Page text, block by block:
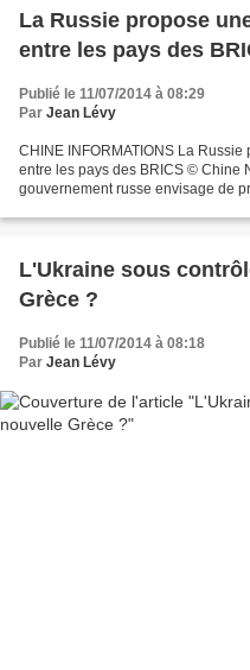
La Russie propose
entre les pays des
Publié le 11/07/2014 à 08:29
Par Jean Lévy
CHINE INFORMATIONS La
entre les pays des BRICS © Chine
gouvernement russe envisage de
L'Ukraine sous
Grèce ?
Publié le 11/07/2014 à 08:18
Par Jean Lévy